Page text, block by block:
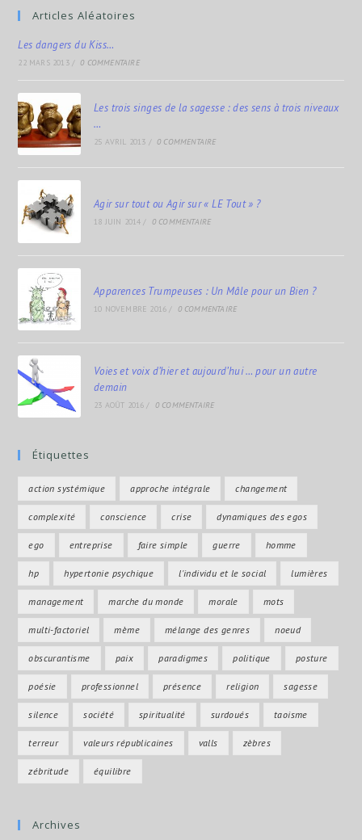
Articles Aléatoires
Les dangers du Kiss…
22 MARS 2013 / 0 COMMENTAIRE
Les trois singes de la sagesse : des sens à trois niveaux
…
25 AVRIL 2013 / 0 COMMENTAIRE
Agir sur tout ou Agir sur « LE Tout » ?
18 JUIN 2014 / 0 COMMENTAIRE
Apparences Trumpeuses : Un Mâle pour un Bien ?
10 NOVEMBRE 2016 / 0 COMMENTAIRE
Voies et voix d’hier et aujourd’hui … pour un autre
demain
23 AOÛT 2016 / 0 COMMENTAIRE
Étiquettes
action systémique approche intégrale changement
complexité conscience crise dynamiques des egos
ego entreprise faire simple guerre homme
hp hypertonie psychique l'individu et le social lumières
management marche du monde morale mots
multi-factoriel mème mélange des genres noeud
obscurantisme paix paradigmes politique posture
poésie professionnel présence religion sagesse
silence société spiritualité surdoués taoisme
terreur valeurs républicaines valls zèbres
zébritude équilibre
Archives